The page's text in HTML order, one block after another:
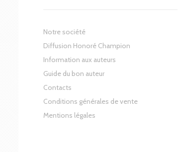
Notre société
Diffusion Honoré Champion
Information aux auteurs
Guide du bon auteur
Contacts
Conditions générales de vente
Mentions légales